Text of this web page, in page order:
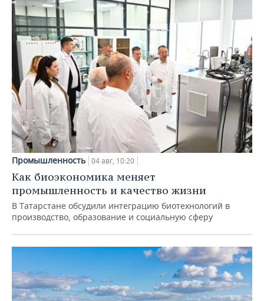
Промышленность 04 авг, 10:20
Как биоэкономика меняет
промышленность и качество жизни
В Татарстане обсудили интеграцию биотехнологий в
производство, образование и социальную сферу